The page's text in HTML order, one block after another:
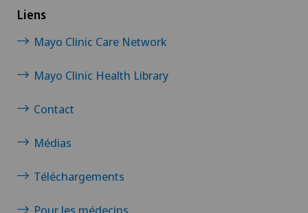
Liens
Mayo Clinic Care Network
Mayo Clinic Health Library
Contact
Médias
Téléchargements